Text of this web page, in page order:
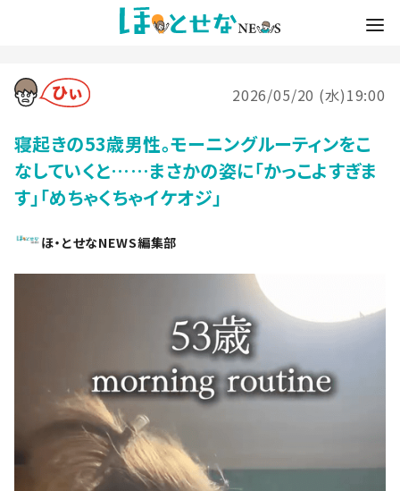
2026/05/20 (水)19:00
寝起きの53歳男性。モーニングルーティンをこ
なしていくと……まさかの姿に「かっこよすぎま
す」「めちゃくちゃイケオジ」
ほ・とせなNEWS編集部